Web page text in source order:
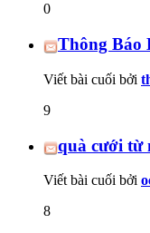
0
Thông Báo
Viết bài cuối bởi
9
quà cưới từ
Viết bài cuối bởi
8